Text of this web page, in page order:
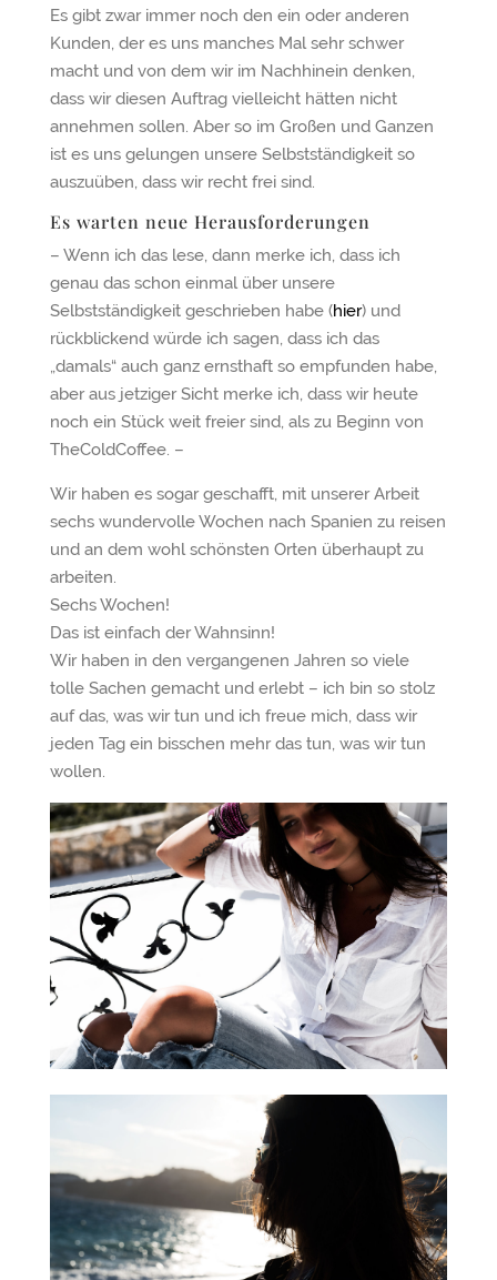
Es gibt zwar immer noch den ein oder anderen
Kunden, der es uns manches Mal sehr schwer
macht und von dem wir im Nachhinein denken,
dass wir diesen Auftrag vielleicht hätten nicht
annehmen sollen. Aber so im Großen und Ganzen
ist es uns gelungen unsere Selbstständigkeit so
auszuüben, dass wir recht frei sind.
Es warten neue Herausforderungen
– Wenn ich das lese, dann merke ich, dass ich
genau das schon einmal über unsere
Selbstständigkeit geschrieben habe (hier) und
rückblickend würde ich sagen, dass ich das
„damals“ auch ganz ernsthaft so empfunden habe,
aber aus jetziger Sicht merke ich, dass wir heute
noch ein Stück weit freier sind, als zu Beginn von
TheColdCoffee. –
Wir haben es sogar geschafft, mit unserer Arbeit
sechs wundervolle Wochen nach Spanien zu reisen
und an dem wohl schönsten Orten überhaupt zu
arbeiten.
Sechs Wochen!
Das ist einfach der Wahnsinn!
Wir haben in den vergangenen Jahren so viele
tolle Sachen gemacht und erlebt – ich bin so stolz
auf das, was wir tun und ich freue mich, dass wir
jeden Tag ein bisschen mehr das tun, was wir tun
wollen.